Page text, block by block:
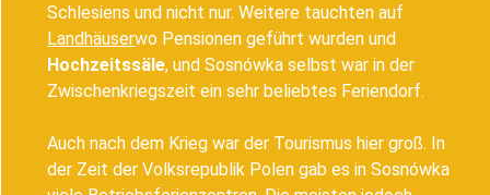
Schlesiens und nicht nur. Weitere tauchten auf
Landhäuserwo Pensionen geführt wurden und
Hochzeitssäle, und Sosnówka selbst war in der
Zwischenkriegszeit ein sehr beliebtes Feriendorf.
Auch nach dem Krieg war der Tourismus hier groß. In
der Zeit der Volksrepublik Polen gab es in Sosnówka